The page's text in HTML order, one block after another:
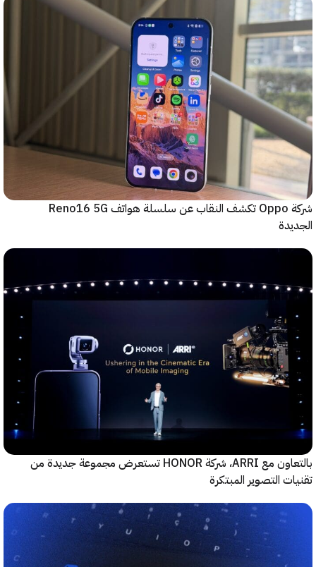
شركة Oppo تكشف النقاب عن سلسلة هواتف Reno16 5G
بالتعاون مع ARRI، شركة HONOR تستعرض مجموعة جديدة من
التصوير المبتكرة